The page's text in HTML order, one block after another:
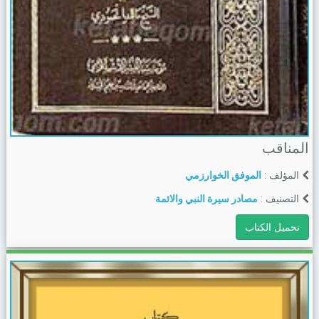
المناقب
المؤلف : الموفق الخوارزمي
التصنيف : مصادر سيرة النبي والائمة
تحميل الكتاب